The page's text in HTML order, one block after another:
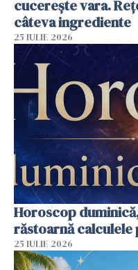
cucerește vara.
câteva ingrediente
25 IULIE 2026
Horoscop
răstoarnă
25 IULIE 2026